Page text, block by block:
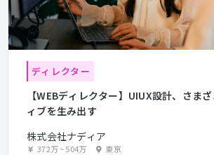
ディレクター
【WEBディレクター】UIUX設計、さま
ィブを生み出す
株式会社ナディア
372万~504万 東京